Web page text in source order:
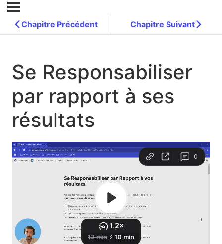
Chapitre Précédent Chapitre Suivant
Se Responsabiliser
par rapport à ses
résultats